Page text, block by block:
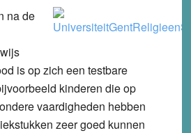
na de
is op zich een testbare
kinderen die op
vaardigheden hebben
zeer goed kunnen